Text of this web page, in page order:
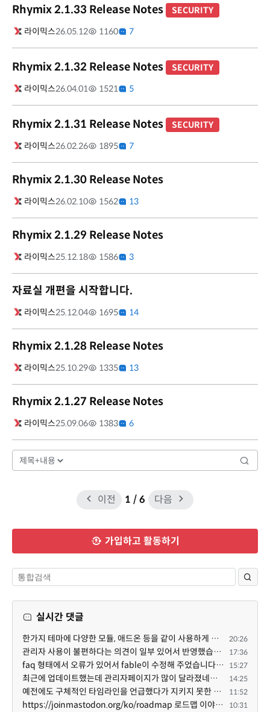
Rhymix 2.1.33 Release Notes
SECURITY
라이믹스26.05.12 1160 7
Rhymix 2.1.32 Release Notes
SECURITY
라이믹스26.04.01 1521 5
Rhymix 2.1.31 Release Notes
SECURITY
라이믹스26.02.26 1895 7
Rhymix 2.1.30 Release Notes
라이믹스26.02.10 1562 13
Rhymix 2.1.29 Release Notes
라이믹스25.12.18 1586 3
자료실 개편을 시작합니다.
라이믹스25.12.04 1695 14
Rhymix 2.1.28 Release Notes
라이믹스25.10.29 1335 13
Rhymix 2.1.27 Release Notes
라이믹스25.09.06 1383 6
이전 1 / 6 다음
가입하고 활동하기
실시간 댓글
한가지 테마에 다양한 모듈, 애드온 등을 같이 사용하게 되면 의외로 어려운게 일관성이 있는 디자인의 유지... 20:26
관리자 사용이 불편하다는 의견이 일부 있어서 반영했습니다 ㅎㅎ 8.4이상도 지원될 수 있도록 10.5.2 혹은 ... 17:36
faq 형태에서 오류가 있어서 fable이 수정해 주었습니다. 참고하세요. 증상 FAQ형 목록에서 항목을 펼치면 ... 15:27
최근에 업데이트했는데 관리자페이지가 많이 달라졌네요 여기서 모듈 설치하려고 하니 php 8.4.14버전이라 8... 14:25
예전에도 구체적인 타임라인을 언급했다가 지키지 못한 것에 죄송한 마음이 있다 보니 (코어 개발/운영 자체... 11:52
https://joinmastodon.org/ko/roadmap 로드맵 이야기가 나온김에 적자면 공홈에 대략적인 로드맵이 공개되어... 10:31